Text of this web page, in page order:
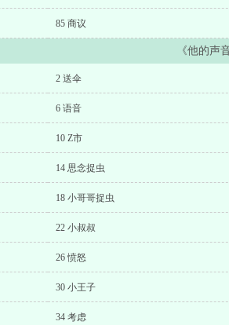
85 商议
《他的声
2 送伞
6 语音
10 Z市
14 思念捉虫
18 小哥哥捉虫
22 小叔叔
26 愤怒
30 小王子
34 考虑